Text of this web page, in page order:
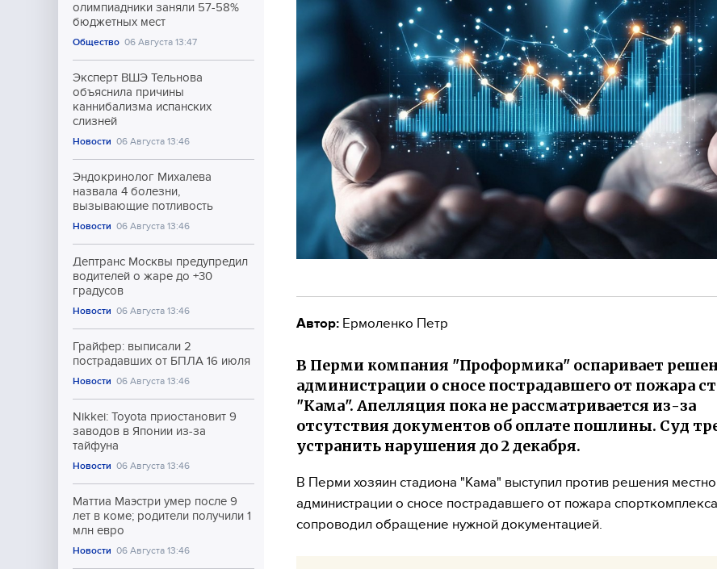
олимпиадники заняли 57-58%
бюджетных мест
Общество 06 Августа 13:47
Эксперт ВШЭ Тельнова
объяснила причины
каннибализма испанских
слизней
Новости 06 Августа 13:46
Эндокринолог Михалева
назвала 4 болезни,
вызывающие потливость
Новости 06 Августа 13:46
Дептранс Москвы предупредил
водителей о жаре до +30
градусов
Новости 06 Августа 13:46
Грайфер: выписали 2
пострадавших от БПЛА 16 июля
Новости 06 Августа 13:46
Nikkei: Toyota приостановит 9
заводов в Японии из-за
тайфуна
Новости 06 Августа 13:46
Маттиа Маэстри умер после 9
лет в коме; родители получили 1
млн евро
Новости 06 Августа 13:46
Автор: Ермоленко Петр
В Перми компания "Проформика" оспаривает
администрации о сносе пострадавшего от пожара
"Кама". Апелляция пока не рассматривается из-за
отсутствия документов об оплате пошлины. Суд
устранить нарушения до 2 декабря.
В Перми хозяин стадиона "Кама" выступил против решения
администрации о сносе пострадавшего от пожара
сопроводил обращение нужной документацией.